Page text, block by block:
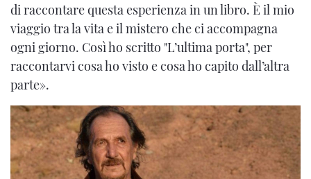
di raccontare questa esperienza in un libro. È il mio
viaggio tra la vita e il mistero che ci accompagna
ogni giorno. Così ho scritto "L’ultima porta", per
raccontarvi cosa ho visto e cosa ho capito dall’altra
parte».